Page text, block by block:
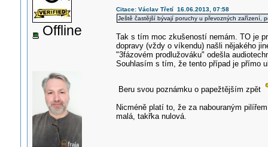
Offline
Citace: Václav Třetí 16.06.2013, 07:58
Ještě častější bývají poruchy u převozných zařízení,
Tak s tím moc zkušeností nemám. TO je
dopravy (vždy o víkendu) našli nějakého
"3fázovém prodlužováku" odešla
Souhlasím s tím, že tento případ je přímo
Beru svou poznámku o papežtějším zpět
Nicméně platí to, že za nabouraným
malá, takřka nulová.